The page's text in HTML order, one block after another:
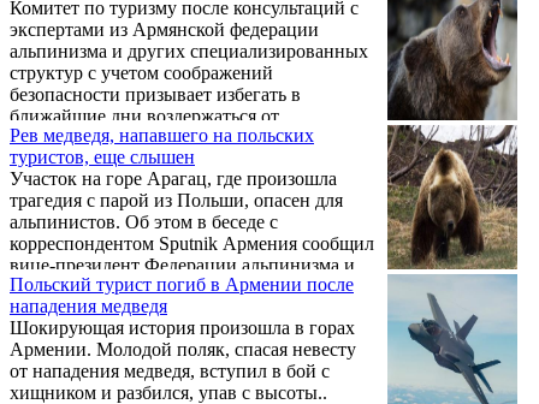
стран, в том числе и Украины. Получение
польского диплома предоставляет большие
возможности для карьерного роста и поиска
достойной работы.
Комитет по туризму после консультаций с
экспертами из Армянской федерации
альпинизма и других специализированных
структур с учетом соображений
безопасности призывает избегать в
ближайшие дни воздержаться от
восхождений на Арагац.
Рев медведя, напавшего на польских
туристов, еще слышен
Участок на горе Арагац, где произошла
трагедия с парой из Польши, опасен для
альпинистов. Об этом в беседе с
корреспондентом Sputnik Армения сообщил
вице-президент Федерации альпинизма и
горного туризма Сурен Даниелян.
Польский турист погиб в Армении после
нападения медведя
Шокирующая история произошла в горах
Армении. Молодой поляк, спасая невесту
от нападения медведя, вступил в бой с
хищником и разбился, упав с высоты..